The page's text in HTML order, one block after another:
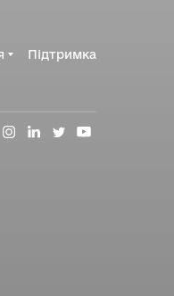
Підтримка